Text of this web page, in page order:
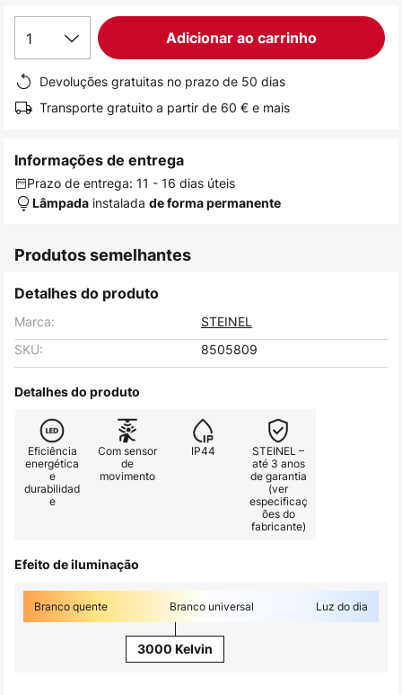
1 Adicionar ao carrinho
Devoluções gratuitas no prazo de 50 dias
Transporte gratuito a partir de 60 € e mais
Informações de entrega
Prazo de entrega: 11 - 16 dias úteis
Lâmpada instalada de forma permanente
Produtos semelhantes
Detalhes do produto
Marca:
STEINEL
SKU:
8505809
Detalhes do produto
Eficiência
energética
e
durabilidad
e
Com sensor
de
movimento
IP44
STEINEL –
até 3 anos
de garantia
(ver
especificaç
ões do
fabricante)
Efeito de iluminação
Branco quente Branco universal Luz do dia
3000 Kelvin